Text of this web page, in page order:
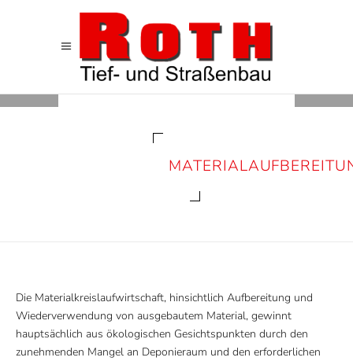
Die Materialkreislaufwirtschaft, hinsichtlich Aufbereitung und
Wiederverwendung von ausgebautem Material, gewinnt
hauptsächlich aus ökologischen Gesichtspunkten durch den
zunehmenden Mangel an Deponieraum und den erforderlichen